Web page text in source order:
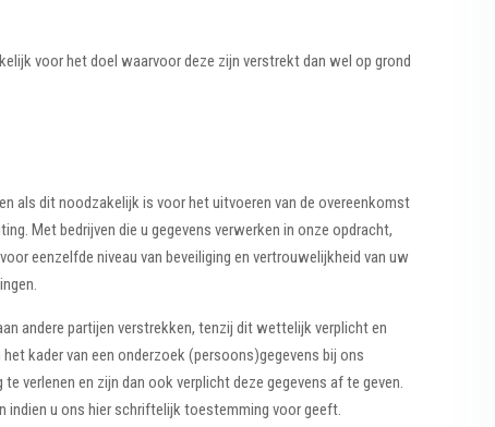
voor het doel waarvoor deze zijn verstrekt dan wel op grond
als dit noodzakelijk is voor het uitvoeren van de overeenkomst
Met bedrijven die u gegevens verwerken in onze opdracht,
eenzelfde niveau van beveiliging en vertrouwelijkheid van uw
andere partijen verstrekken, tenzij dit wettelijk verplicht en
kader van een onderzoek (persoons)gegevens bij ons
verlenen en zijn dan ook verplicht deze gegevens af te geven.
indien u ons hier schriftelijk toestemming voor geeft.